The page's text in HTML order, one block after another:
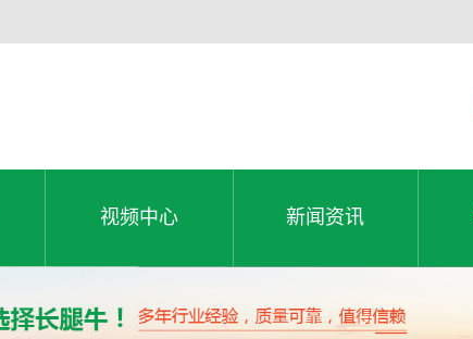
视频中心
视频中心
新闻资讯
新闻资讯
行业动态